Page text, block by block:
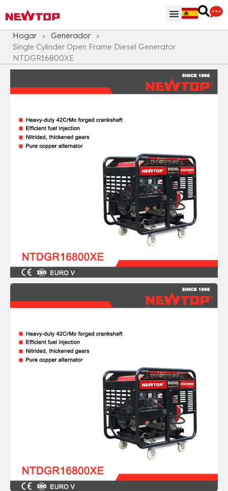
Hogar > Generador >
Single Cylinder Open Frame Diesel Generator
NTDGR16800XE